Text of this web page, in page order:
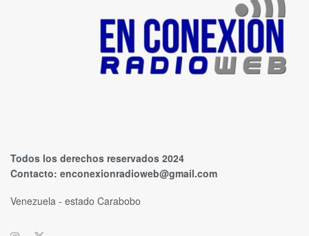
Todos los derechos reservados 2024
Contacto: enconexionradioweb@gmail.com
Venezuela - estado Carabobo